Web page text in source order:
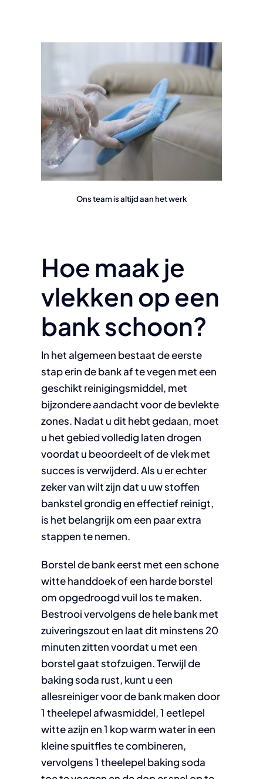
Ons team is altijd aan het werk
Hoe maak je
vlekken op een
bank schoon?
In het algemeen bestaat de eerste
stap erin de bank af te vegen met een
geschikt reinigingsmiddel, met
bijzondere aandacht voor de bevlekte
zones. Nadat u dit hebt gedaan, moet
u het gebied volledig laten drogen
voordat u beoordeelt of de vlek met
succes is verwijderd. Als u er echter
zeker van wilt zijn dat u uw stoffen
bankstel grondig en effectief reinigt,
is het belangrijk om een paar extra
stappen te nemen.
Borstel de bank eerst met een schone
witte handdoek of een harde borstel
om opgedroogd vuil los te maken.
Bestrooi vervolgens de hele bank met
zuiveringszout en laat dit minstens 20
minuten zitten voordat u met een
borstel gaat stofzuigen. Terwijl de
baking soda rust, kunt u een
allesreiniger voor de bank maken door
1 theelepel afwasmiddel, 1 eetlepel
witte azijn en 1 kop warm water in een
kleine spuitfles te combineren,
vervolgens 1 theelepel baking soda